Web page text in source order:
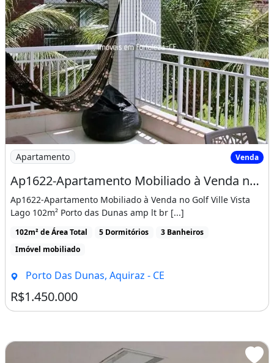
Mobiliado
Imóvel mobiliado
Churrasqueira
Guarda roupa
Piscina Varanda
Imagem: Ap1622-Apartamento Mobiliado à Venda no
Apartamento Venda
Ap1622-Apartamento Mobiliado à Venda no Golf Ville Vista Lago 102m²
Ap1622-Apartamento Mobiliado à Venda no Golf Ville Vista
Lago 102m² Porto das Dunas amp lt br [...]
102m² de Área Total 5 Dormitórios
3 Banheiros
Imóvel mobiliado
Porto Das Dunas, Aquiraz - CE
R$1.450.000